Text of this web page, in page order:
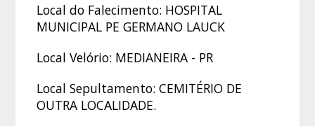
Local do Falecimento: HOSPITAL
MUNICIPAL PE GERMANO LAUCK
Local Velório: MEDIANEIRA - PR
Local Sepultamento: CEMITÉRIO DE
OUTRA LOCALIDADE.